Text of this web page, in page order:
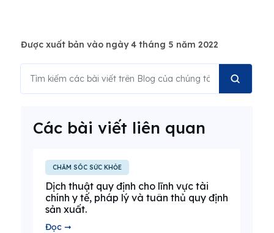
Được xuất bản vào ngày 4 tháng 5 năm 2022
Các bài viết liên quan
CHĂM SÓC SỨC KHỎE
Dịch thuật quy định cho lĩnh vực tài
chính y tế, pháp lý và tuân thủ quy định
sản xuất.
Đọc ➞